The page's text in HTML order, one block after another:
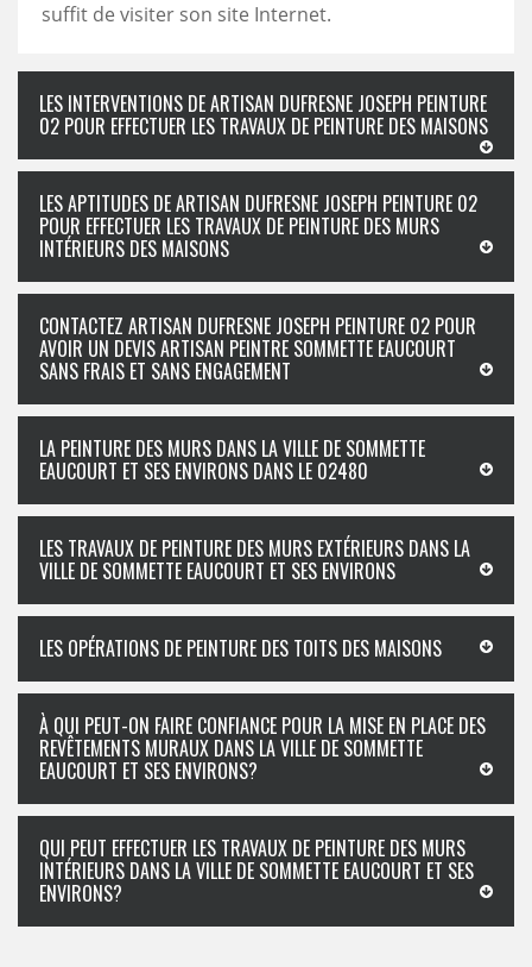
suffit de visiter son site Internet.
LES INTERVENTIONS DE ARTISAN DUFRESNE JOSEPH PEINTURE
02 POUR EFFECTUER LES TRAVAUX DE PEINTURE DES MAISONS
LES APTITUDES DE ARTISAN DUFRESNE JOSEPH PEINTURE 02
POUR EFFECTUER LES TRAVAUX DE PEINTURE DES MURS
INTÉRIEURS DES MAISONS
CONTACTEZ ARTISAN DUFRESNE JOSEPH PEINTURE 02 POUR
AVOIR UN DEVIS ARTISAN PEINTRE SOMMETTE EAUCOURT
SANS FRAIS ET SANS ENGAGEMENT
LA PEINTURE DES MURS DANS LA VILLE DE SOMMETTE
EAUCOURT ET SES ENVIRONS DANS LE 02480
LES TRAVAUX DE PEINTURE DES MURS EXTÉRIEURS DANS LA
VILLE DE SOMMETTE EAUCOURT ET SES ENVIRONS
LES OPÉRATIONS DE PEINTURE DES TOITS DES MAISONS
À QUI PEUT-ON FAIRE CONFIANCE POUR LA MISE EN PLACE DES
REVÊTEMENTS MURAUX DANS LA VILLE DE SOMMETTE
EAUCOURT ET SES ENVIRONS?
QUI PEUT EFFECTUER LES TRAVAUX DE PEINTURE DES MURS
INTÉRIEURS DANS LA VILLE DE SOMMETTE EAUCOURT ET SES
ENVIRONS?